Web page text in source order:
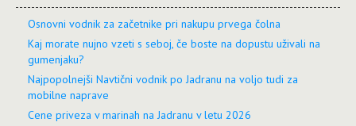
Osnovni vodnik za začetnike pri nakupu prvega čolna
Kaj morate nujno vzeti s seboj, če boste na dopustu uživali na
gumenjaku?
Najpopolnejši Navtični vodnik po Jadranu na voljo tudi za
mobilne naprave
Cene priveza v marinah na Jadranu v letu 2026